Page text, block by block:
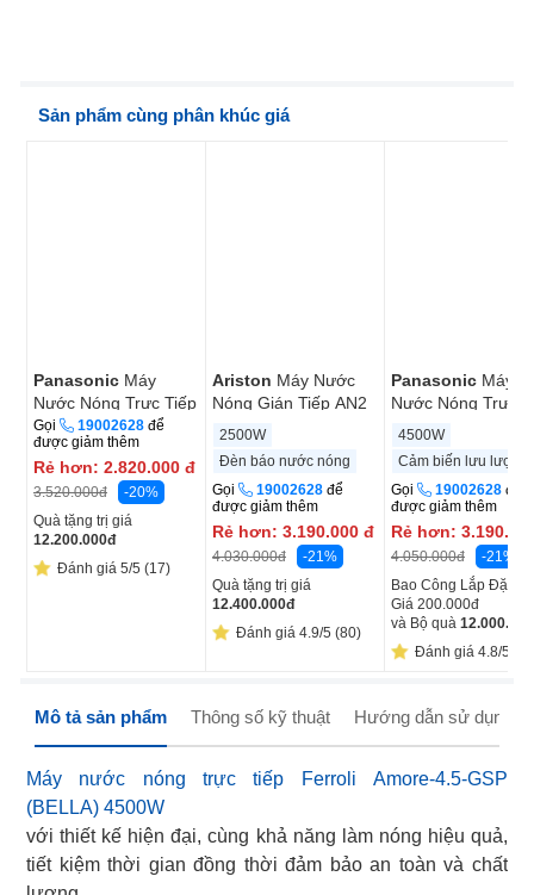
Sản phẩm cùng phân khúc giá
Panasonic Máy
Nước Nóng Trực Tiếp
DH-4VS1VW 4500W -
Xuất Xứ Malaysia
Gọi 19002628 để
được giảm thêm
Rẻ hơn: 2.820.000 đ
3.520.000đ
-20%
Quà tặng trị giá
12.200.000đ
Đánh giá 5/5 (17)
Ariston Máy Nước
Nóng Gián Tiếp AN2
15 RS 2.5 FE 15 lít
2500W
Đèn báo nước nóng
Gọi 19002628 để
được giảm thêm
Rẻ hơn: 3.190.000 đ
4.030.000đ
-21%
Quà tặng trị giá
12.400.000đ
Đánh giá 4.9/5 (80)
Panasonic Máy
Nước Nóng Trực
DH-4US1VW
4500W
Cảm biến lưu lượng
Gọi 19002628 để
được giảm thêm
Rẻ hơn:
4.050.000đ
-21%
Bao Công Lắp Đặt Trị
Giá 200.000đ
và Bộ quà 12.000.000
Đánh giá 4.8/5
Mô tả sản phẩm Thông số kỹ thuật Hướng dẫn sử dụng
Máy nước nóng trực tiếp Ferroli Amore-4.5-GSP
(BELLA) 4500W
với thiết kế hiện đại, cùng khả năng làm nóng hiệu quả,
tiết kiệm thời gian đồng thời đảm bảo an toàn và chất